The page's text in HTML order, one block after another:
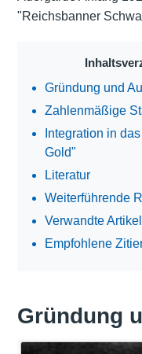
"Reichsbanner
Gründung und
Zahlenmäßige
Integration in
Gold"
Literatur
Weiterführende
Verwandte Artikel
Empfohlene
Gründung